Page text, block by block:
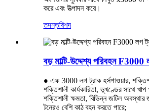
করে এবং উত্পাদন করে।
তদন্তবিশদ
বড় মাল্টি-উদ্দেশ্য পরিবহন F3000
● এফ 3000 লগ ট্রাক হর্সপাওয়ার,
শক্তিশালী কার্যকারিতা, ভূখণ্ডের সাথে খাপ
শক্তিশালী ক্ষমতা, বিভিন্ন জটিল
টনেরও বেশি কাঠ বহন করতে পারে;